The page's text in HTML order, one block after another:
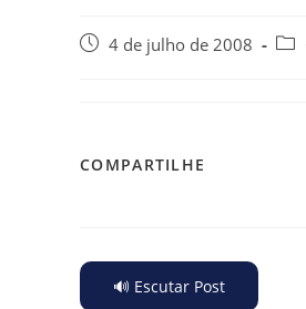
4 de julho de 2008
COMPARTILHE
🔊 Escutar Post